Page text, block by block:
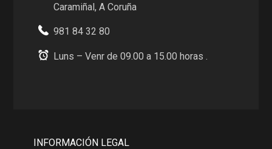
Caramiñal, A Coruña
981 84 32 80
Luns – Venr de 09.00 a 15.00 horas .
INFORMACIÓN LEGAL